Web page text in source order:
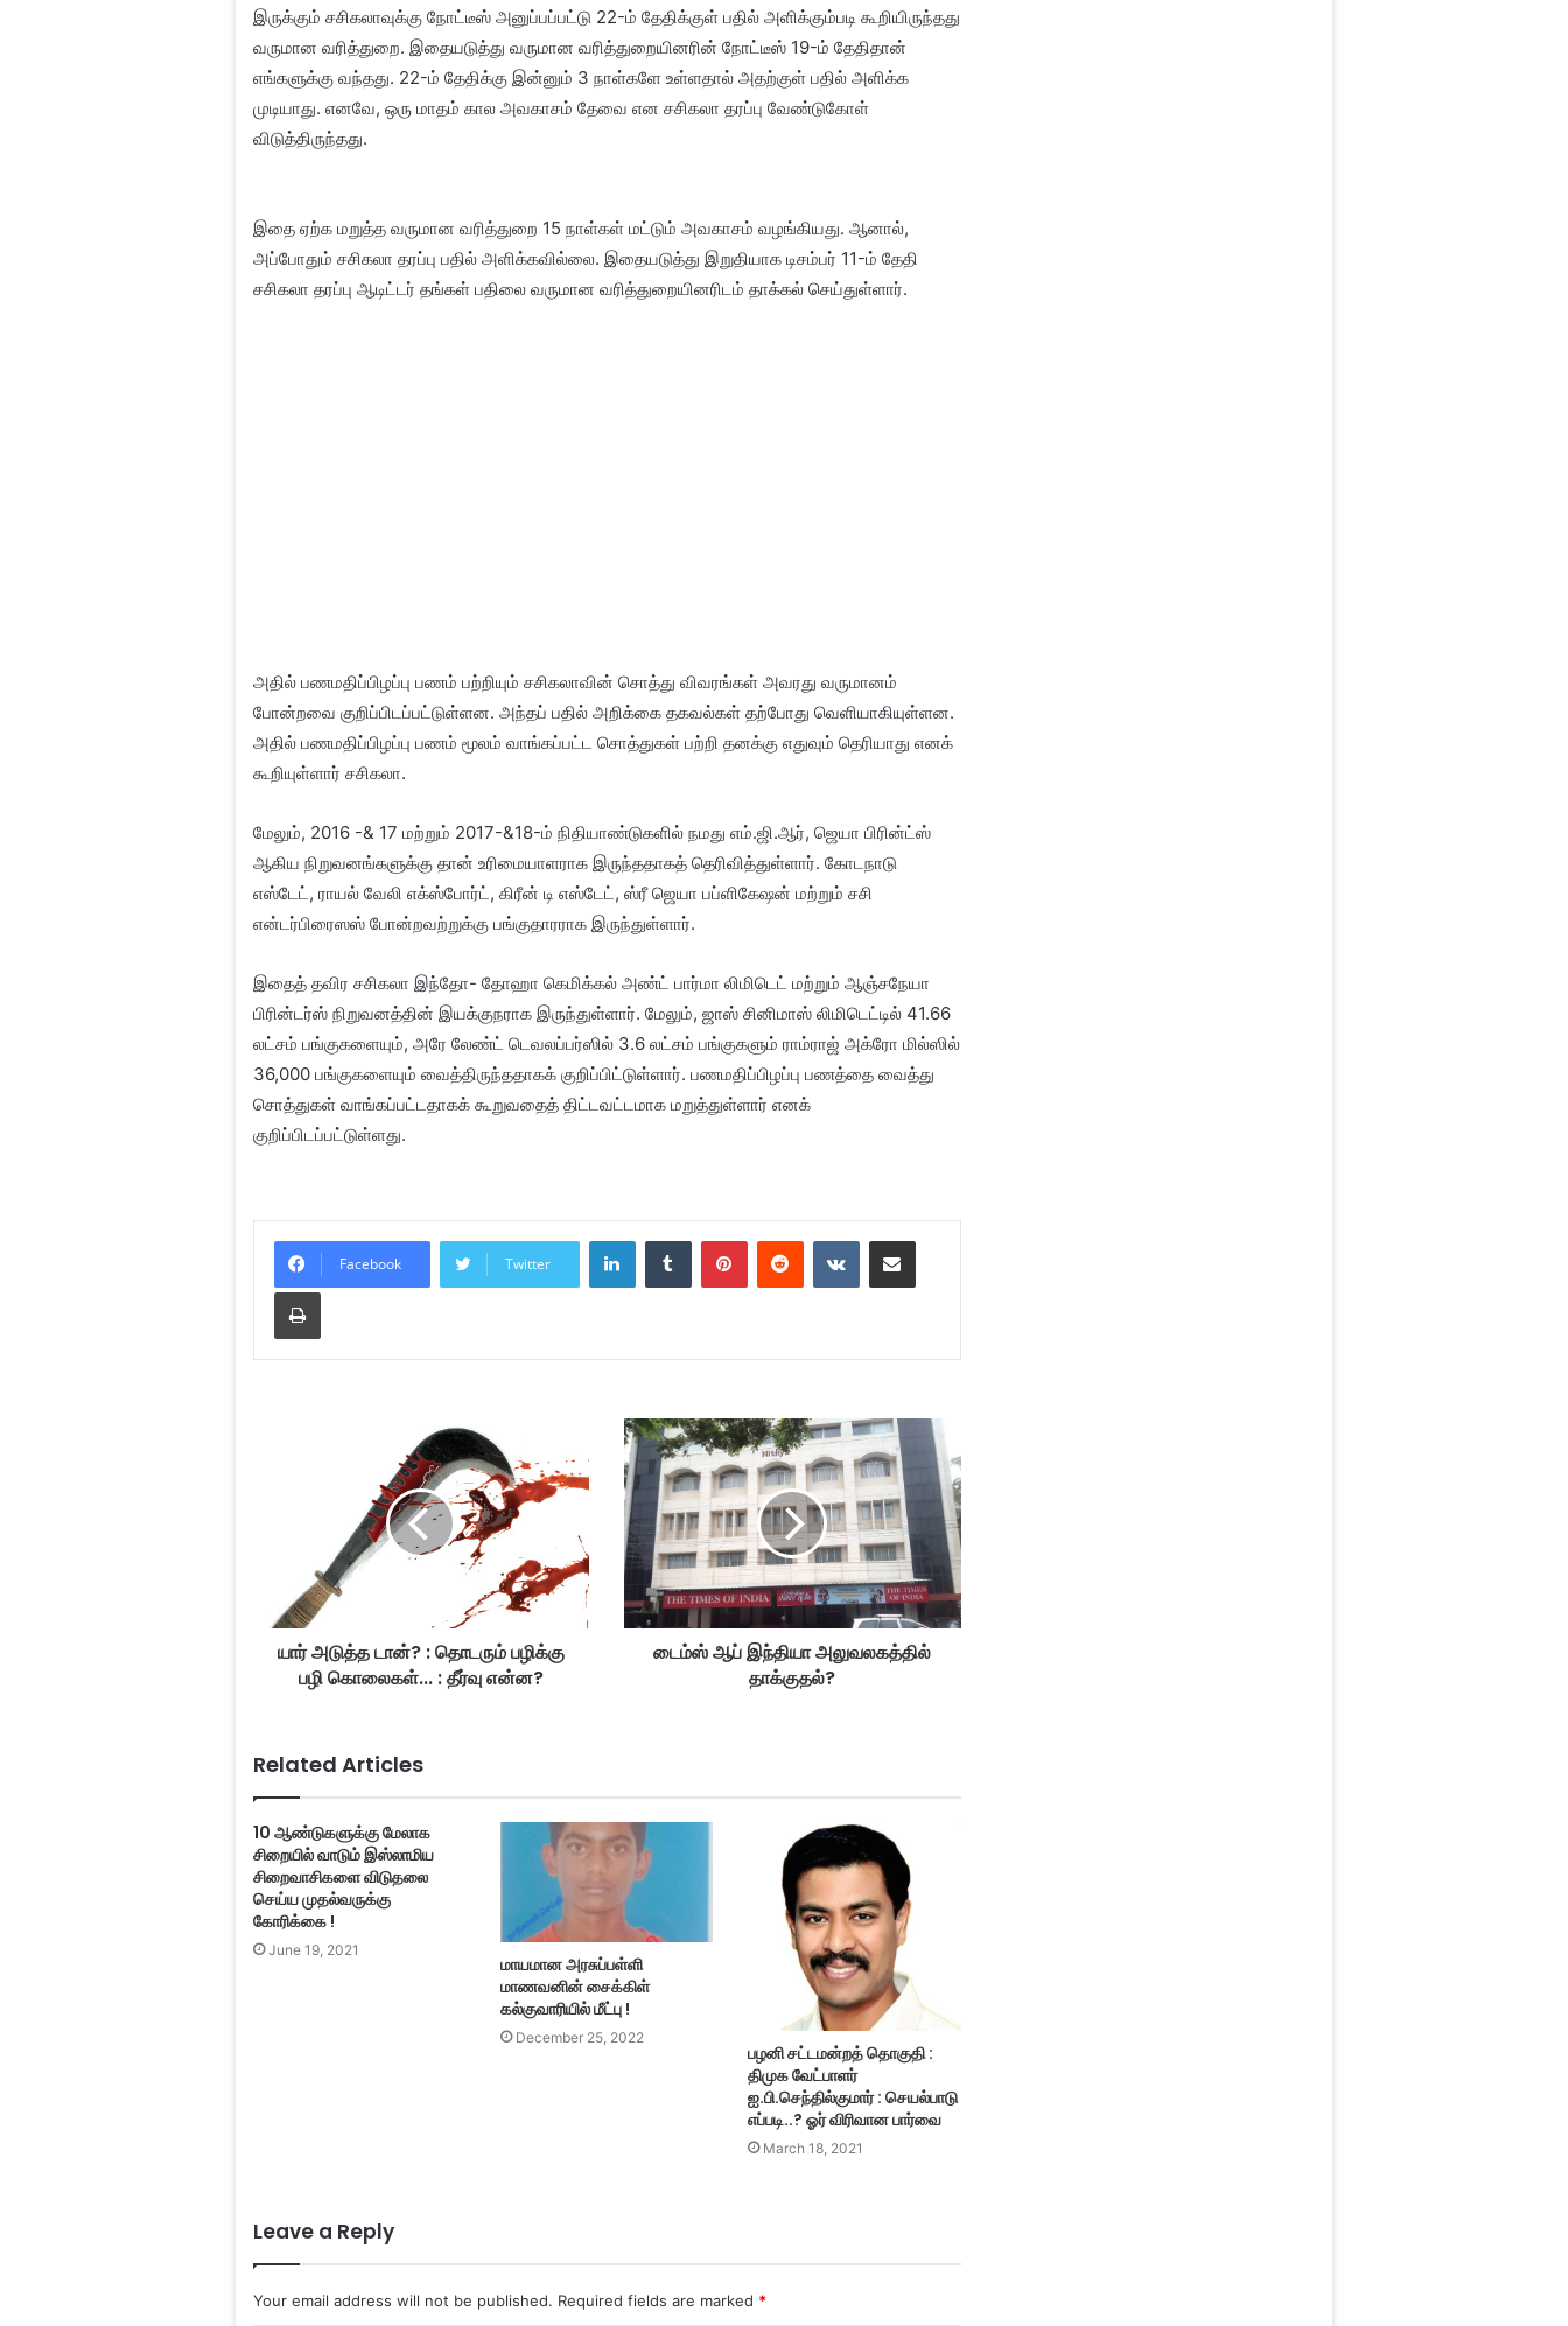
இருக்கும் சசிகலாவுக்கு நோட்டீஸ் அனுப்பப்பட்டு 22-ம் தேதிக்குள் பதில் அளிக்கும்படி கூறியிருந்தது
வருமான வரித்துறை. இதையடுத்து வருமான வரித்துறையினரின் நோட்டீஸ் 19-ம் தேதிதான்
எங்களுக்கு வந்தது. 22-ம் தேதிக்கு இன்னும் 3 நாள்களே உள்ளதால் அதற்குள் பதில் அளிக்க
முடியாது. எனவே, ஒரு மாதம் கால அவகாசம் தேவை என சசிகலா தரப்பு வேண்டுகோள்
விடுத்திருந்தது.
இதை ஏற்க மறுத்த வருமான வரித்துறை 15 நாள்கள் மட்டும் அவகாசம் வழங்கியது. ஆனால்,
அப்போதும் சசிகலா தரப்பு பதில் அளிக்கவில்லை. இதையடுத்து இறுதியாக டிசம்பர் 11-ம் தேதி
சசிகலா தரப்பு ஆடிட்டர் தங்கள் பதிலை வருமான வரித்துறையினரிடம் தாக்கல் செய்துள்ளார்.
அதில் பணமதிப்பிழப்பு பணம் பற்றியும் சசிகலாவின் சொத்து விவரங்கள் அவரது வருமானம்
போன்றவை குறிப்பிடப்பட்டுள்ளன. அந்தப் பதில் அறிக்கை தகவல்கள் தற்போது வெளியாகியுள்ளன.
அதில் பணமதிப்பிழப்பு பணம் மூலம் வாங்கப்பட்ட சொத்துகள் பற்றி தனக்கு எதுவும் தெரியாது எனக்
கூறியுள்ளார் சசிகலா.
மேலும், 2016 -& 17 மற்றும் 2017-&18-ம் நிதியாண்டுகளில் நமது எம்.ஜி.ஆர், ஜெயா பிரின்ட்ஸ்
ஆகிய நிறுவனங்களுக்கு தான் உரிமையாளராக இருந்ததாகத் தெரிவித்துள்ளார். கோடநாடு
எஸ்டேட், ராயல் வேலி எக்ஸ்போர்ட், கிரீன் டி எஸ்டேட், ஸ்ரீ ஜெயா பப்ளிகேஷன் மற்றும் சசி
என்டர்பிரைஸஸ் போன்றவற்றுக்கு பங்குதாரராக இருந்துள்ளார்.
இதைத் தவிர சசிகலா இந்தோ- தோஹா கெமிக்கல் அண்ட் பார்மா லிமிடெட் மற்றும் ஆஞ்சநேயா
பிரின்டர்ஸ் நிறுவனத்தின் இயக்குநராக இருந்துள்ளார். மேலும், ஜாஸ் சினிமாஸ் லிமிடெட்டில் 41.66
லட்சம் பங்குகளையும், அரே லேண்ட் டெவலப்பர்ஸில் 3.6 லட்சம் பங்குகளும் ராம்ராஜ் அக்ரோ மில்ஸில்
36,000 பங்குகளையும் வைத்திருந்ததாகக் குறிப்பிட்டுள்ளார். பணமதிப்பிழப்பு பணத்தை வைத்து
சொத்துகள் வாங்கப்பட்டதாகக் கூறுவதைத் திட்டவட்டமாக மறுத்துள்ளார் எனக்
குறிப்பிடப்பட்டுள்ளது.
Facebook Twitter
LinkedInTumblr PinterestReddit VKontakteShare via Email
Print
யார் அடுத்த டான்? : தொடரும் பழிக்கு
பழி கொலைகள்... : தீர்வு என்ன?
டைம்ஸ் ஆப் இந்தியா அலுவலகத்தில்
தாக்குதல்?
Related Articles
10 ஆண்டுகளுக்கு மேலாக
சிறையில் வாடும் இஸ்லாமிய
சிறைவாசிகளை விடுதலை
செய்ய முதல்வருக்கு
கோரிக்கை !
June 19, 2021
மாயமான அரசுப்பள்ளி
மாணவனின் சைக்கிள்
கல்குவாரியில் மீட்பு !
December 25, 2022
பழனி சட்டமன்றத் தொகுதி :
திமுக வேட்பாளர்
ஐ.பி.செந்தில்குமார் : செயல்பாடு
எப்படி..? ஓர் விரிவான பார்வை
March 18, 2021
Leave a Reply
Your email address will not be published. Required fields are marked *